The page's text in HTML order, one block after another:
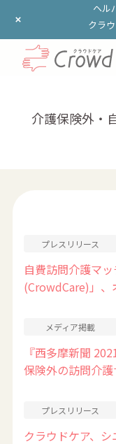
ヘル
クラ
ヘル
クラ
介護保険外・
プレスリリース
自費訪問介護マ
(CrowdCare)」、
メディア掲載
『西多摩新聞
保険外の訪問介
プレスリリース
クラウドケア、